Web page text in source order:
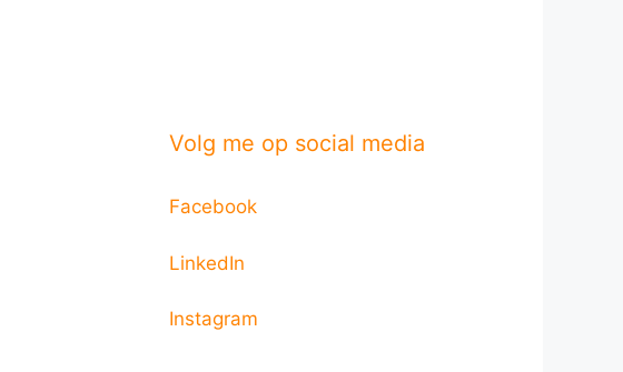
Volg me op social media
Facebook
LinkedIn
Instagram